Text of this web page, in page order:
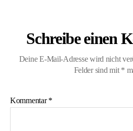
Schreibe einen
Deine E-Mail-Adresse wird nicht
Felder sind mit *
Kommentar*